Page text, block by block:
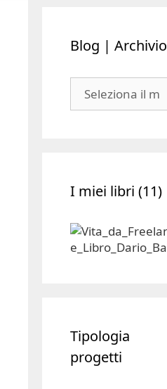
Blog | Archivio
I miei libri (11)
Tipologia
progetti